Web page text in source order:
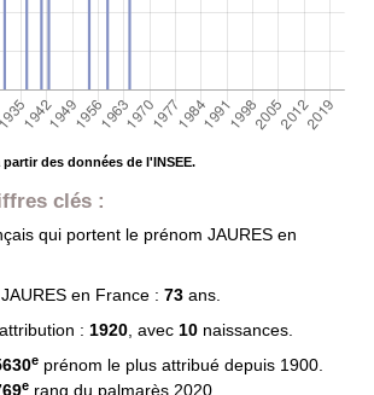
des données de l'INSEE.
clés :
qui portent le prénom JAURES en
JAURESen France : 73 ans.
: 1920, avec 10 naissances.
eprénom le plus attribué depuis 1900.
e rang du palmarès 2020.